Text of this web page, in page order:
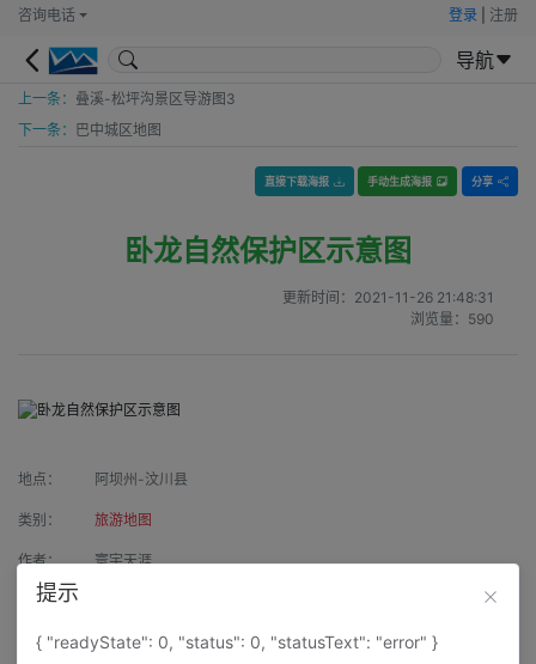
咨询电话 登录 注册
导航
上一条： 叠溪-松坪沟景区导游图3
下一条：
巴中城区地图
直接下载海报 手动生成海报 分享
卧龙自然保护区示意图
更新时间： 2021-11-26 21:48:31
浏览量： 590
地点： 阿坝州-汶川县
类别： 旅游地图
作者： 寰宇天涯
来源：
属性： 地图属性： 地图类型-景区导游图
提示
{ "readyState": 0, "status": 0, "statusText": "error" }